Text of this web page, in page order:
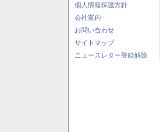
個人情報保護方針
会社案内
お問い合わせ
サイトマップ
ニュースレター登録解除